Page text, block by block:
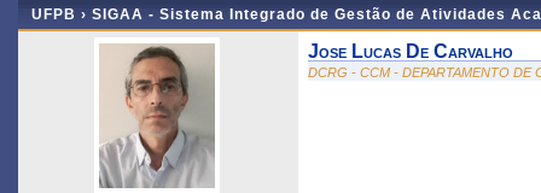
UFPB › SIGAA - Sistema Integrado de Gestão de Atividades
Jose Lucas De Carvalho
DCRG - CCM - DEPARTAMENTO DE